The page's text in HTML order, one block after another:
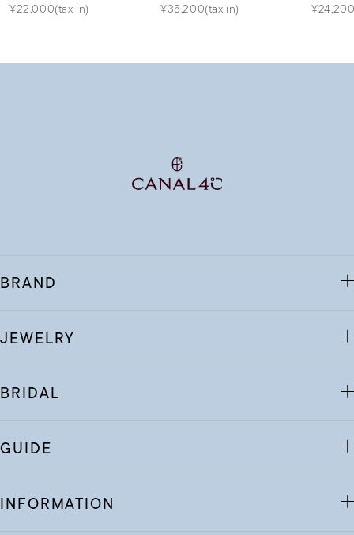
¥22,000(tax in) ¥35,200(tax in)
BRAND
JEWELRY
BRIDAL
GUIDE
INFORMATION